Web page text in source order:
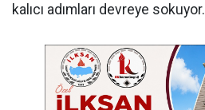
kalıcı adımları devreye sokuyor.